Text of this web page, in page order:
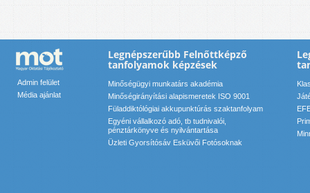
Admin felület
Média ajánlat
Legnépszerűbb Felnőttképző
tanfolyamok képzések
Minőségügyi munkatárs akadémia
Minőségirányítási alapismeretek ISO 9001
Füladdiktólógiai akkupunktúrás szaktanfolyam
Egyéni vállalkozó adó, tb tudnivalói,
pénztárkönyve és nyilvántartása
Üzleti Gyorsítósáv Esküvői Fotósoknak